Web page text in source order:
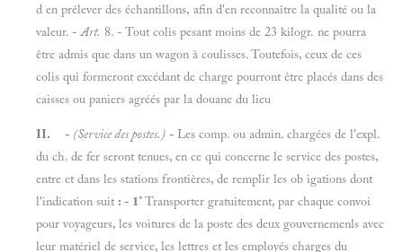
d en prélever des échantillons, afin d'en reconnaître la qualité ou la
valeur. -Art. 8. - Tout colis pesant moins de 23 kilogr. ne pourra
être admis que dans un wagon à coulisses. Toutefois, ceux de ces
colis qui formeront excédant de charge pourront être placés dans des
caisses ou paniers agréés par la douane du lieu
II. - (Service des postes.) - Les comp. ou admin. chargées de l'expl.
du ch. de fer seront tenues, en ce qui concerne le service des postes,
entre et dans les stations frontières, de remplir les ob igations dont
l'indication suit : - 1°Transporter gratuitement, par chaque convoi
pour voyageurs, les voitures de la poste des deux gouvernemenls avec
leur matériel de service, les lettres et les employés charges du